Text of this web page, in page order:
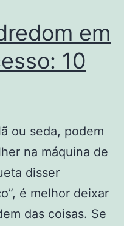
em
10
ou seda, podem
na máquina de
disser
é melhor deixar
das coisas. Se